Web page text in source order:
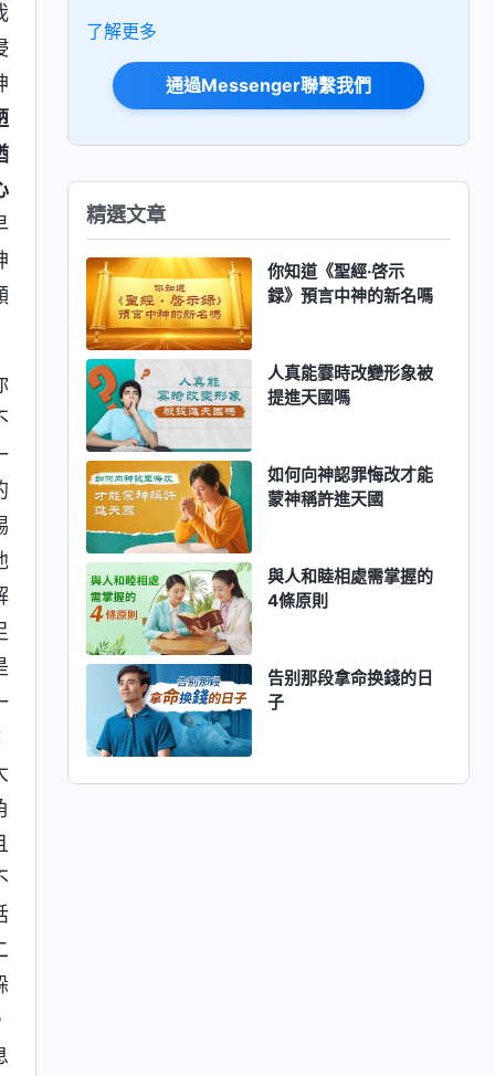
了解更多
通過Messenger聯繫我們
精選文章
你知道《聖經·啓示
録》預言中神的新名嗎
人真能霎時改變形象被
提進天國嗎
如何向神認罪悔改才能
蒙神稱許進天國
與人和睦相處需掌握的
4條原則
告别那段拿命换錢的日
子